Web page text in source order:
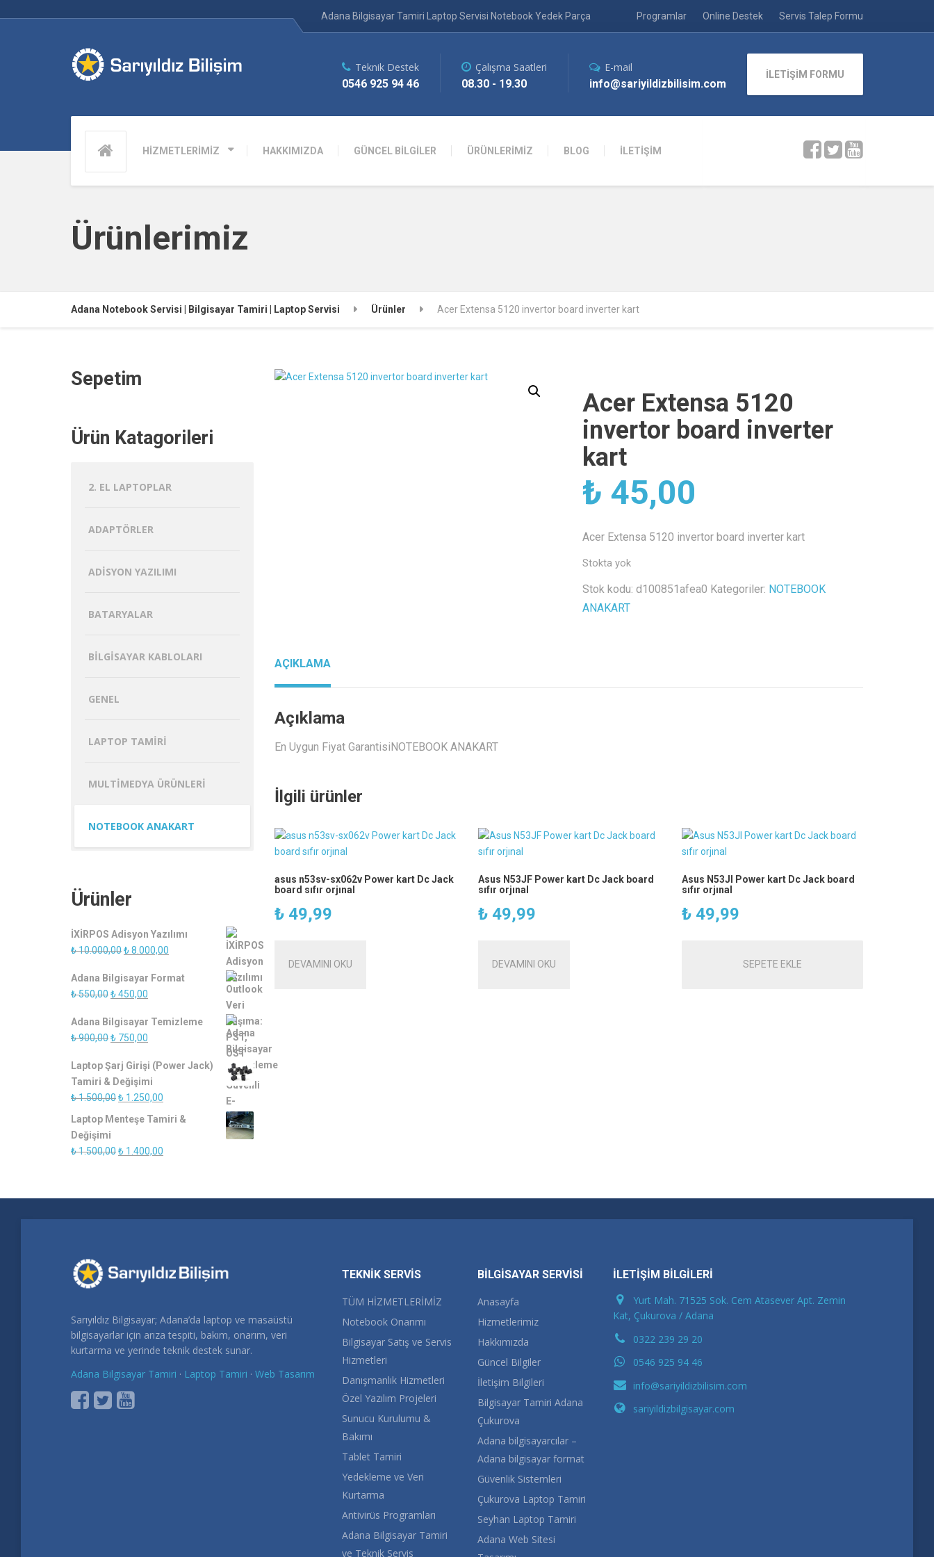
Adana Bilgisayar Tamiri Laptop Servisi Notebook Yedek Parça Programlar Online Destek Servis Talep Formu
HİZMETLERİMİZ HAKKIMIZDA GÜNCEL BİLGİLER ÜRÜNLERİMİZ BLOG İLETİŞİM
Teknik Destek
0546 925 94 46
Çalışma Saatleri
08.30 - 19.30
E-mail
info@sariyildizbilisim.com
İLETİŞİM FORMU
Ürünlerimiz
Adana Notebook Servisi | Bilgisayar Tamiri | Laptop Servisi Ürünler Acer Extensa 5120 invertor board inverter kart
Acer Extensa 5120
invertor board inverter
kart
₺ 45,00
Acer Extensa 5120 invertor board inverter kart
Stokta yok
Stok kodu:d100851afea0 Kategoriler: NOTEBOOK
ANAKART
AÇIKLAMA
Açıklama
En Uygun Fiyat GarantisiNOTEBOOK ANAKART
İlgili ürünler
asus n53sv-sx062v Power kart Dc Jack
board sıfır orjınal
₺49,99
DEVAMINI OKU
Asus N53JF Power kart Dc Jack board
sıfır orjınal
₺49,99
DEVAMINI OKU
Asus N53JI Power kart Dc Jack board
sıfır orjınal
₺49,99
SEPETE EKLE
Sepetim
Ürün Katagorileri
2. EL LAPTOPLAR
ADAPTÖRLER
ADISYON YAZILIMI
BATARYALAR
BILGISAYAR KABLOLARI
GENEL
LAPTOP TAMIRI
MULTIMEDYA ÜRÜNLERI
NOTEBOOK ANAKART
Ürünler
İXİRPOS Adisyon Yazılımı
₺10.000,00Orijinal
₺ 10.000,00.
₺8.000,00
fiyat:
Adana Bilgisayar Format
₺550,00Orijinal
₺ 550,00.
₺450,00
fiyat:
₺ 450,00.
Adana Bilgisayar Temizleme
₺900,00Orijinal
₺ 900,00.
₺ 750,00
fiyat:
₺ 750,00.
Laptop Şarj Girişi (Power Jack)
Tamiri & Değişimi
₺1.500,00Orijinal
₺ 1.250,00
andaki
Laptop Menteşe Tamiri &
Değişimi
₺1.500,00Orijinal
₺ 1.400,00
₺ 1.400,00.
Sarıyıldız Bilgisayar; Adana’da laptop ve masaüstü
bilgisayarlar için arıza tespiti, bakım, onarım, veri
kurtarma ve yerinde teknik destek sunar.
Adana Bilgisayar Tamiri · Laptop Tamiri · Web Tasarım
TEKNİK SERVİS
TÜM HİZMETLERİMİZ
Notebook Onarımı
Bilgisayar Satış ve Servis
Hizmetleri
Danışmanlık Hizmetleri
Özel Yazılım Projeleri
Sunucu Kurulumu &
Bakımı
Tablet Tamiri
Yedekleme ve Veri
Kurtarma
Antivirüs Programları
Adana Bilgisayar Tamiri
ve Teknik Servis
BİLGİSAYAR SERVİSİ
Anasayfa
Hizmetlerimiz
Hakkımızda
Güncel Bilgiler
İletişim Bilgileri
Bilgisayar Tamiri Adana
Çukurova
Adana bilgisayarcılar –
Adana bilgisayar format
Güvenlik Sistemleri
Çukurova Laptop Tamiri
Seyhan Laptop Tamiri
Adana Web Sitesi
İLETİŞİM BİLGİLERİ
Yurt Mah. 71525 Sok. Cem Atasever Apt. Zemin
Kat, Çukurova / Adana
0322 239 29 20
0546 925 94 46
info@sariyildizbilisim.com
sariyildizbilgisayar.com